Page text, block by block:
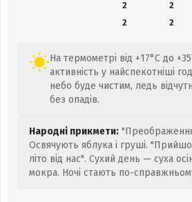
2
2
2
2
На термометрі від +17°C до
активність у найспекотніші
небо буде чистим, ледь
без опадів.
Народні прикмети:
Освячують яблука і груші.
літо від нас". Сухий день — суха
мокра. Ночі стають по-